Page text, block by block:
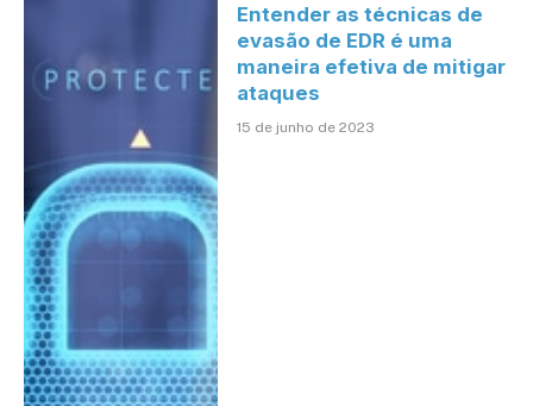
Entender as técnicas de
evasão de EDR é uma
maneira efetiva de mitigar
ataques
15 de junho de 2023